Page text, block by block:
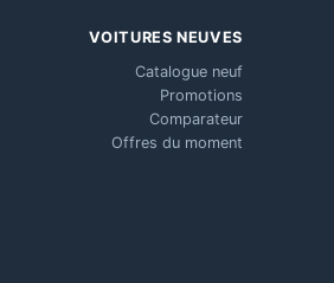
VOITURES NEUVES
Catalogue neuf
Promotions
Comparateur
Offres du moment